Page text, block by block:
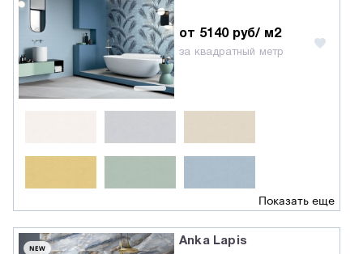
от 5140 руб/ м2
за квадратный метр
Показать еще
NEW
Anka Lapis